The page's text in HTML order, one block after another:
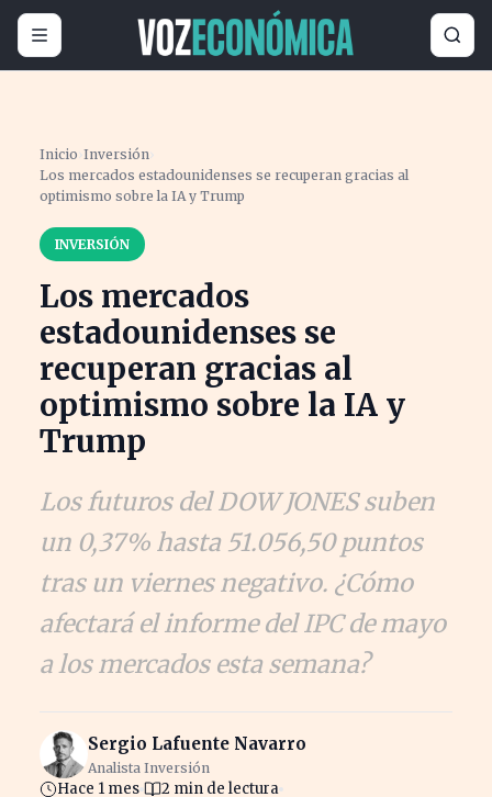
Inicio ›Inversión›
Los mercados estadounidenses se recuperan gracias al
optimismo sobre la IA y Trump
INVERSIÓN
Los mercados
estadounidenses se
recuperan gracias al
optimismo sobre la IA y
Trump
Los futuros del DOW JONES suben
un 0,37% hasta 51.056,50 puntos
tras un viernes negativo. ¿Cómo
afectará el informe del IPC de mayo
a los mercados esta semana?
Sergio Lafuente Navarro
Analista Inversión
Hace 1 mes 2 min de lectura